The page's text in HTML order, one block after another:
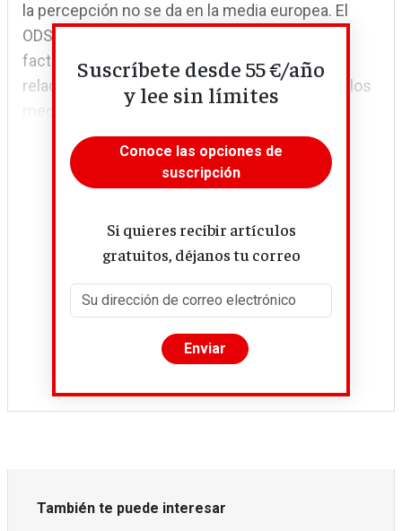
la percepción no se da en la media europea. El
ODS 3 incluye un llamamiento a reducir los
factores de riesgo para la salud, tanto los
relacionados con los comportamientos como los
medioambientales.
Suscríbete desde 55 €/año
y lee sin límites
Conoce las opciones de
suscripción
Si quieres recibir artículos
gratuitos, déjanos tu correo
También te puede interesar